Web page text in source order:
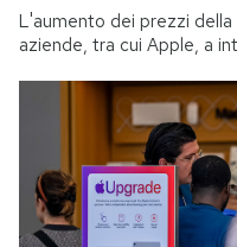
L'aumento dei prezzi
aziende, tra cui Apple, a